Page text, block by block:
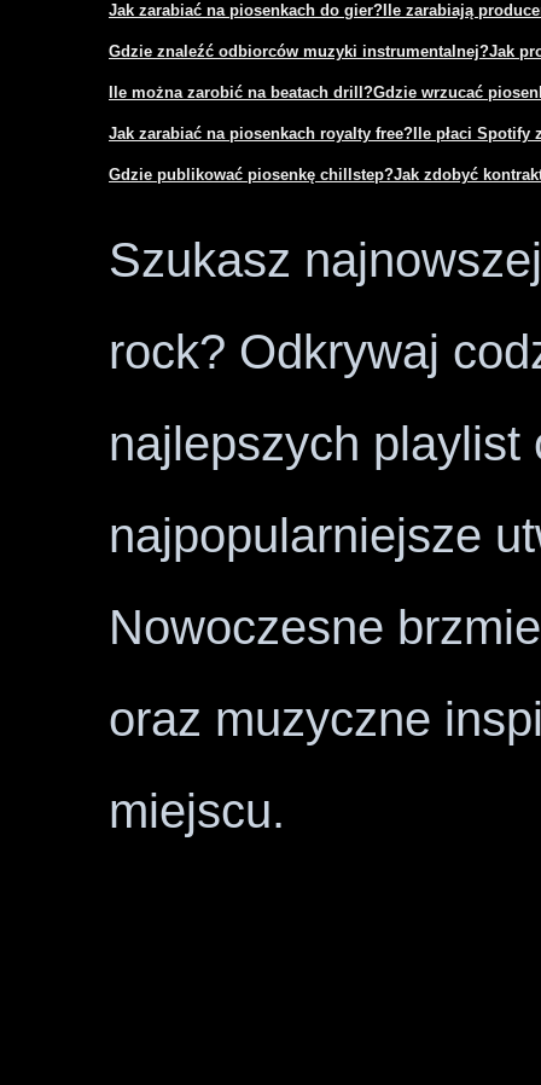
Jak zarabiać na piosenkach do gier? Ile zarabiają
Gdzie znaleźć odbiorców muzyki instrumentalnej?Jak
Ile można zarobić na beatach drill?Gdzie wrzucać
Jak zarabiać na piosenkach royalty free? Ile płaci Spotify
Gdzie publikować piosenkę chillstep?Jak zdobyć
Szukasz
rock? Odkrywaj
najlepszych playlist
najpopularniejsze
Nowoczesne
oraz muzyczne
miejscu.